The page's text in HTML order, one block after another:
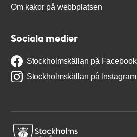
Om kakor på webbplatsen
Sociala medier
Stockholmskällan på Facebook
Stockholmskällan på Instagram